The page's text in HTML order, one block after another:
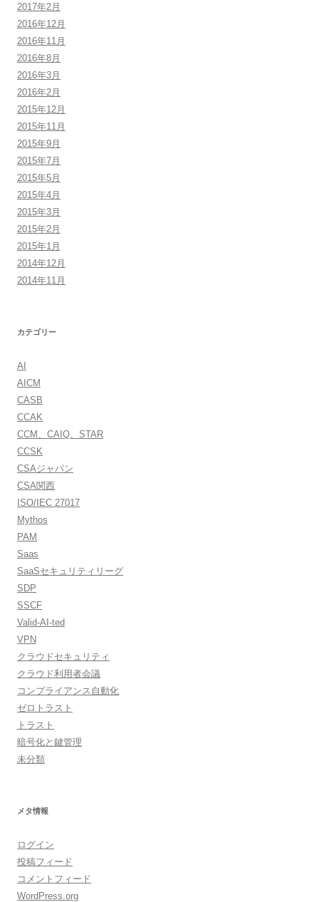
2017年2月
2016年12月
2016年11月
2016年8月
2016年3月
2016年2月
2015年12月
2015年11月
2015年9月
2015年7月
2015年5月
2015年4月
2015年3月
2015年2月
2015年1月
2014年12月
2014年11月
カテゴリー
AI
AICM
CASB
CCAK
CCM、CAIQ、STAR
CCSK
CSAジャパン
CSA関西
ISO/IEC 27017
Mythos
PAM
Saas
SaaSセキュリティリーグ
SDP
SSCF
Valid-AI-ted
VPN
クラウドセキュリティ
クラウド利用者会議
コンプライアンス自動化
ゼロトラスト
トラスト
暗号化と鍵管理
未分類
メタ情報
ログイン
投稿フィード
コメントフィード
WordPress.org